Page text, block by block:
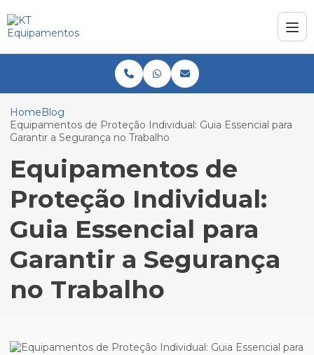
HomeBlog
Equipamentos de Proteção Individual: Guia Essencial para
Garantir a Segurança no Trabalho
Equipamentos de
Proteção Individual:
Guia Essencial para
Garantir a Segurança
no Trabalho